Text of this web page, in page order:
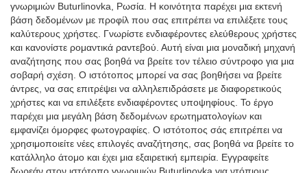
γνωριμιών Buturlinovka, Ρωσία. Η κοινότητα παρέχει μια εκτενή
βάση δεδομένων με προφίλ που σας επιτρέπει να επιλέξετε τους
καλύτερους χρήστες. Γνωρίστε ενδιαφέροντες ελεύθερους χρήστες
και κανονίστε ρομαντικά ραντεβού. Αυτή είναι μια μοναδική μηχανή
αναζήτησης που σας βοηθά να βρείτε τον τέλειο σύντροφο για μια
σοβαρή σχέση. Ο ιστότοπος μπορεί να σας βοηθήσει να βρείτε
άντρες, να σας επιτρέψει να αλληλεπιδράσετε με διαφορετικούς
χρήστες και να επιλέξετε ενδιαφέροντες υποψηφίους. Το έργο
παρέχει μια μεγάλη βάση δεδομένων ερωτηματολογίων και
εμφανίζει όμορφες φωτογραφίες. Ο ιστότοπος σάς επιτρέπει να
χρησιμοποιείτε νέες επιλογές αναζήτησης, σας βοηθά να βρείτε το
κατάλληλο άτομο και έχει μια εξαιρετική εμπειρία. Εγγραφείτε